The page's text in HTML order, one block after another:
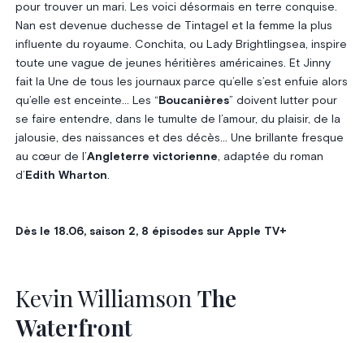
pour trouver un mari. Les voici désormais en terre conquise.
Nan est devenue duchesse de Tintagel et la femme la plus
influente du royaume. Conchita, ou Lady Brightlingsea, inspire
toute une vague de jeunes héritières américaines. Et Jinny
fait la Une de tous les journaux parce qu’elle s’est enfuie alors
qu’elle est enceinte… Les “ Boucanières” doivent lutter pour
se faire entendre, dans le tumulte de l’amour, du plaisir, de la
jalousie, des naissances et des décès… Une brillante fresque
au cœur de l’Angleterre victorienne , adaptée du roman
d’ Edith Wharton
Dès le 18.06, saison 2, 8 épisodes sur Apple TV+
Kevin Williamson The
Waterfront